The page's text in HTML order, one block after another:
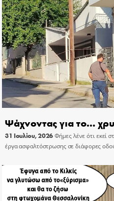
Ψάχνοντας για το…
31 Ιουλίου, 2026Φήμες λένε ότι εκεί
έργα ασφαλτόστρωσης σε διάφορες